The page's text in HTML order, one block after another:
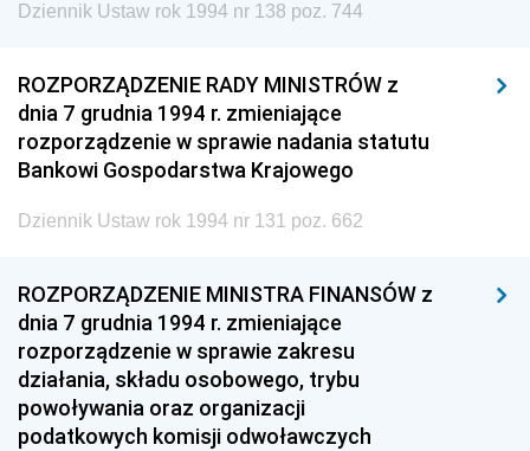
Dziennik Ustaw rok 1994 nr 138 poz. 744
ROZPORZĄDZENIE RADY MINISTRÓW z
dnia 7 grudnia 1994 r. zmieniające
rozporządzenie w sprawie nadania statutu
Bankowi Gospodarstwa Krajowego
Dziennik Ustaw rok 1994 nr 131 poz. 662
ROZPORZĄDZENIE MINISTRA FINANSÓW z
dnia 7 grudnia 1994 r. zmieniające
rozporządzenie w sprawie zakresu
działania, składu osobowego, trybu
powoływania oraz organizacji
podatkowych komisji odwoławczych